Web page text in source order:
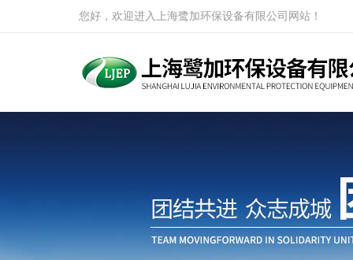
您好，欢迎进入上海鹭加环保设备有限公司网站！